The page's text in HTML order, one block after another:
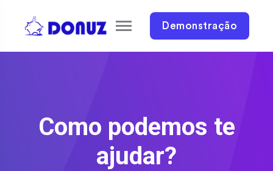
Demonstração
Como podemos te
ajudar?